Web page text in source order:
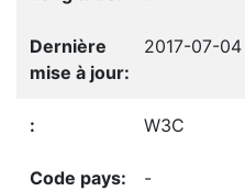
2017-07-04
W3C
-